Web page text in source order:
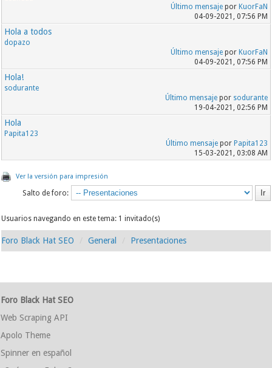
Último mensajepor KuorFaN
04-09-2021, 07:56 PM
Hola a todos
dopazo
Último mensajepor KuorFaN
04-09-2021, 07:56 PM
Hola!
sodurante
Último mensajepor sodurante
19-04-2021, 02:56 PM
Hola
Papita123
Último mensajepor Papita123
15-03-2021, 03:08 AM
Ver la versión para impresión
Salto de foro:
Usuarios navegando en este tema: 1 invitado(s)
Foro Black Hat SEO General Presentaciones
Foro Black Hat SEO
Web Scraping API
Apolo Theme
Spinner en español